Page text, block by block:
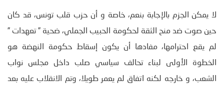
لا يمكن الجزم بالإجابة بنعم، خاصة و أن حزب قلب تونس، قد كان
حين صوت ضد منح الثقة لحكومة الحبيب الجملي، ضحية ” تعهدات ”
لم يقع احترامها، مفادها أن يكون إسقاط حكومة النهضة هو
الخطوة الأولى لبناء تحالف سياسي صلب داخل مجلس نواب
الشعب، و خارجه لكنه اتفاق لم يعمر طويلا، وتم الانقلاب عليه بعد